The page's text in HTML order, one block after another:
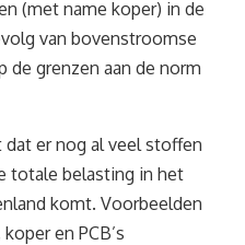
(met name koper) in de
van bovenstroomse
de grenzen aan de norm
er nog al veel stoffen
totale belasting in het
komt. Voorbeelden
en PCB’s